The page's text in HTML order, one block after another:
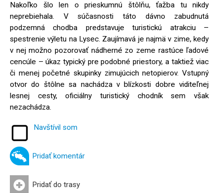
Nakoľko šlo len o prieskumnú štôlňu, ťažba tu nikdy
neprebiehala. V súčasnosti táto dávno zabudnutá
podzemná chodba predstavuje turistickú atrakciu –
spestrenie výletu na Lysec. Zaujímavá je najmä v zime, kedy
v nej možno pozorovať nádherné zo zeme rastúce ľadové
cencúle – úkaz typický pre podobné priestory, a taktiež viac
či menej početné skupinky zimujúcich netopierov. Vstupný
otvor do štôlne sa nachádza v blízkosti dobre viditeľnej
lesnej cesty, oficiálny turistický chodník sem však
nezachádza.
Navštívil som
Pridať komentár
Pridať do trasy